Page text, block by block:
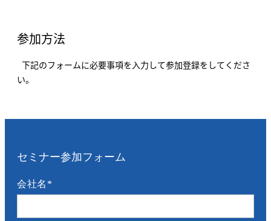
参加方法
下記のフォームに必要事項を入力して参加登録をしてくださ
い。
セミナー参加フォーム
会社名 *